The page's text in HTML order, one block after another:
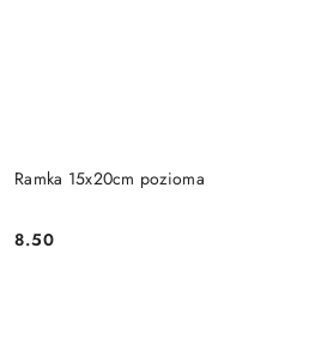
Ramka 15x20cm pozioma
Cena:
8.50